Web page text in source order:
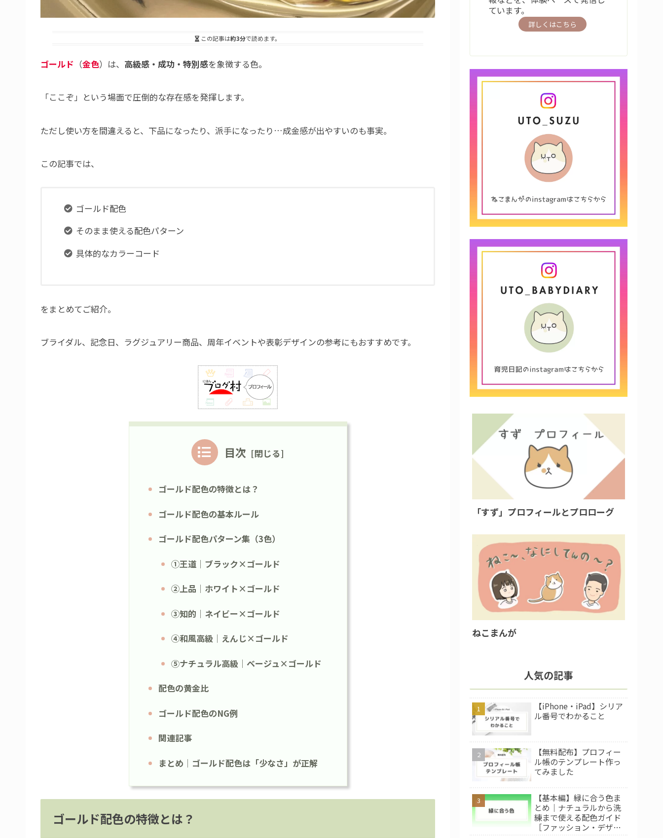
この記事は約3分で読めます。
ゴールド （金色）は、 高級感・成功・特別感を象徴する色。
「ここぞ」という場面で圧倒的な存在感を発揮します。
ただし使い方を間違えると、下品になったり、派手になったり…成金感が出やすいのも事実。
この記事では、
ゴールド配色
そのまま使える配色パターン
具体的なカラーコード
をまとめてご紹介。
ブライダル、記念日、ラグジュアリー商品、周年イベントや表彰デザインの参考にもおすすめです。
目次
ゴールド配色の特徴とは？
ゴールド配色の基本ルール
ゴールド配色パターン集（3色）
①王道｜ブラック×ゴールド
②上品｜ホワイト×ゴールド
③知的｜ネイビー×ゴールド
④和風高級｜えんじ×ゴールド
⑤ナチュラル高級｜ベージュ×ゴールド
配色の黄金比
ゴールド配色のNG例
関連記事
まとめ｜ゴールド配色は「少なさ」が正解
ゴールド配色の特徴とは？
ています。
詳しくはこちら
「すず」プロフィールとプロローグ
ねこまんが
人気の記事
【iPhone・iPad】シリア
ル番号でわかること
【無料配布】プロフィー
ル帳のテンプレート作っ
てみました
【基本編】緑に合う色ま
とめ｜ナチュラルから洗
練まで使える配色ガイド
［ファッション・デザイ